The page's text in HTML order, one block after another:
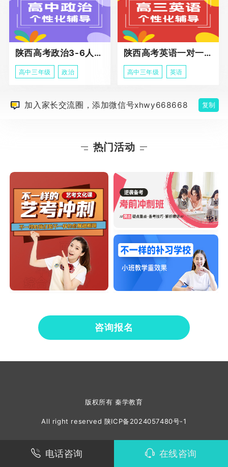
陕西高考政治3-6人班课程
高中三年级 政治
陕西高考英语一对一冲刺课程
高中三年级 英语
加入家长交流圈，添加微信号xhwy668668 复制
热门活动
咨询报名
版权所有 秦学教育
All right reserved 陕ICP备2024057480号-1
电话咨询 在线咨询